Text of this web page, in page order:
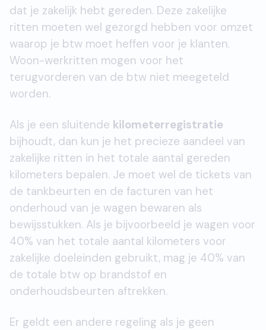
dat je zakelijk hebt gereden. Deze zakelijke
ritten moeten wel gezorgd hebben voor omzet
waarop je btw moet heffen voor je klanten.
Woon-werkritten mogen voor het
terugvorderen van de btw niet meegeteld
worden.
Als je een sluitende kilometerregistratie
bijhoudt, dan kun je het precieze aandeel van
zakelijke ritten in het totale aantal gereden
kilometers bepalen. Je moet wel de tickets van
de tankbeurten en de facturen van het
onderhoud van je wagen bewaren als
bewijsstukken. Als je bijvoorbeeld je wagen voor
40% van het totale aantal kilometers voor
zakelijke doeleinden gebruikt, mag je 40% van
de totale btw op brandstof en
onderhoudsbeurten aftrekken.
Er geldt een andere regeling als je geen